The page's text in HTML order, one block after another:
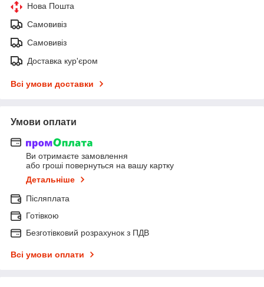
Нова Пошта
Самовивіз
Самовивіз
Доставка кур'єром
Всі умови доставки
Умови оплати
Ви отримаєте замовлення
або гроші повернуться на вашу картку
Детальніше
Післяплата
Готівкою
Безготівковий розрахунок з ПДВ
Всі умови оплати